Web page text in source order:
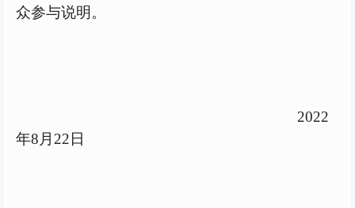
众参与说明。
2022
年8月 22 日